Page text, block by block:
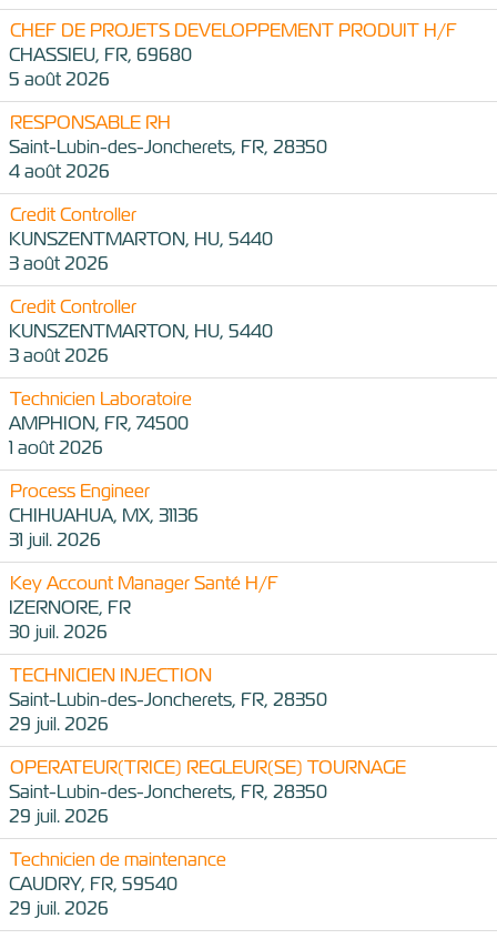
CHEF DE PROJETS DEVELOPPEMENT PRODUIT H/F
CHASSIEU, FR, 69680
5 août 2026
RESPONSABLE RH
Saint-Lubin-des-Joncherets, FR, 28350
4 août 2026
Credit Controller
KUNSZENTMARTON, HU, 5440
3 août 2026
Credit Controller
KUNSZENTMARTON, HU, 5440
3 août 2026
Technicien Laboratoire
AMPHION, FR, 74500
1 août 2026
Process Engineer
CHIHUAHUA, MX, 31136
31 juil. 2026
Key Account Manager Santé H/F
IZERNORE, FR
30 juil. 2026
TECHNICIEN INJECTION
Saint-Lubin-des-Joncherets, FR, 28350
29 juil. 2026
OPERATEUR(TRICE) REGLEUR(SE) TOURNAGE
Saint-Lubin-des-Joncherets, FR, 28350
29 juil. 2026
Technicien de maintenance
CAUDRY, FR, 59540
29 juil. 2026